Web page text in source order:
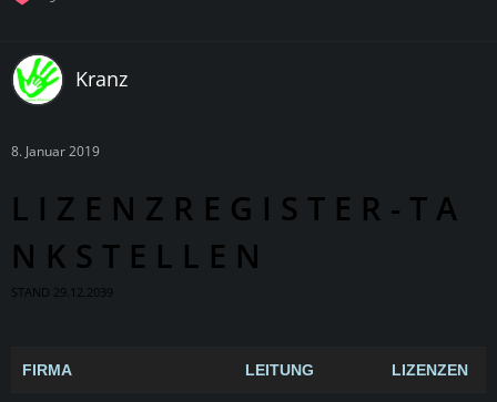
Kranz
8. Januar 2019
L I Z E N Z R E G I S T E R - T A
N K S T E L L E N
STAND 29.12.2039
FIRMA LEITUNG LIZENZEN